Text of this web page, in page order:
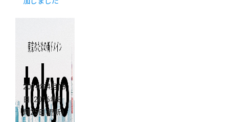
2014年4月18
日 （2016年8
月25日 更新）